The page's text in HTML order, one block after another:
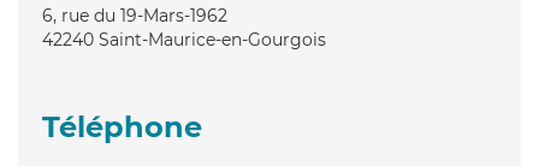
6, rue du 19-Mars-1962
42240 Saint-Maurice-en-Gourgois
Téléphone